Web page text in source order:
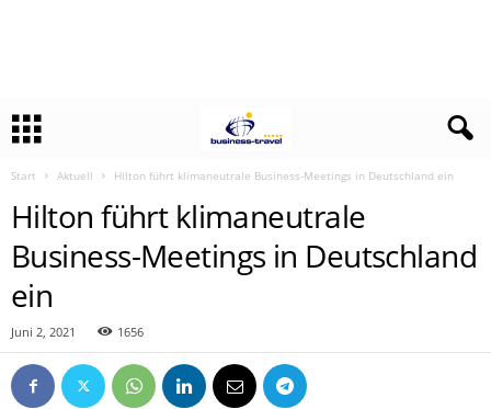
Start Aktuell Hilton führt klimaneutrale Business-Meetings in Deutschland ein
Hilton führt klimaneutrale
Business-Meetings in Deutschland
ein
Juni 2, 2021 1656